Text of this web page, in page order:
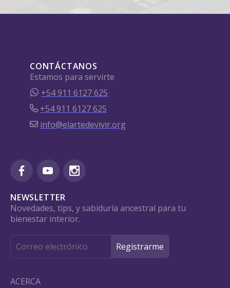
CONTÁCTANOS
Estamos para servirte
+54 911 6127 625
+54 911 6127 625
info@elartedevivir.org
NEWSLETTER
Novedades, tips, y sabiduría ancestral para tu
bienestar interior.
ACERCA